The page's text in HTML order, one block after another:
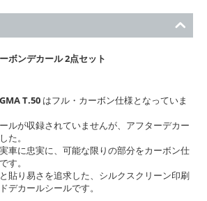
ボンデカール 2点セット
GMA T.50 はフル・カーボン仕様となっていま
ルが収録されていませんが、アフターデカー
た。
車に忠実に、可能な限りの部分をカーボン仕
す。
貼り易さを追求した、シルクスクリーン印刷
デカールシールです。